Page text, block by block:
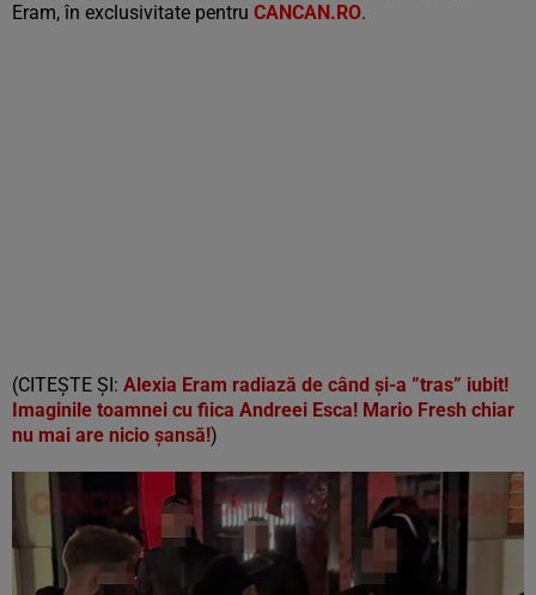
Eram, în exclusivitate pentru CANCAN.RO.
(CITEȘTE ȘI: Alexia Eram radiază de când și-a ”tras” iubit!
Imaginile toamnei cu fiica Andreei Esca! Mario Fresh chiar
nu mai are nicio șansă!)